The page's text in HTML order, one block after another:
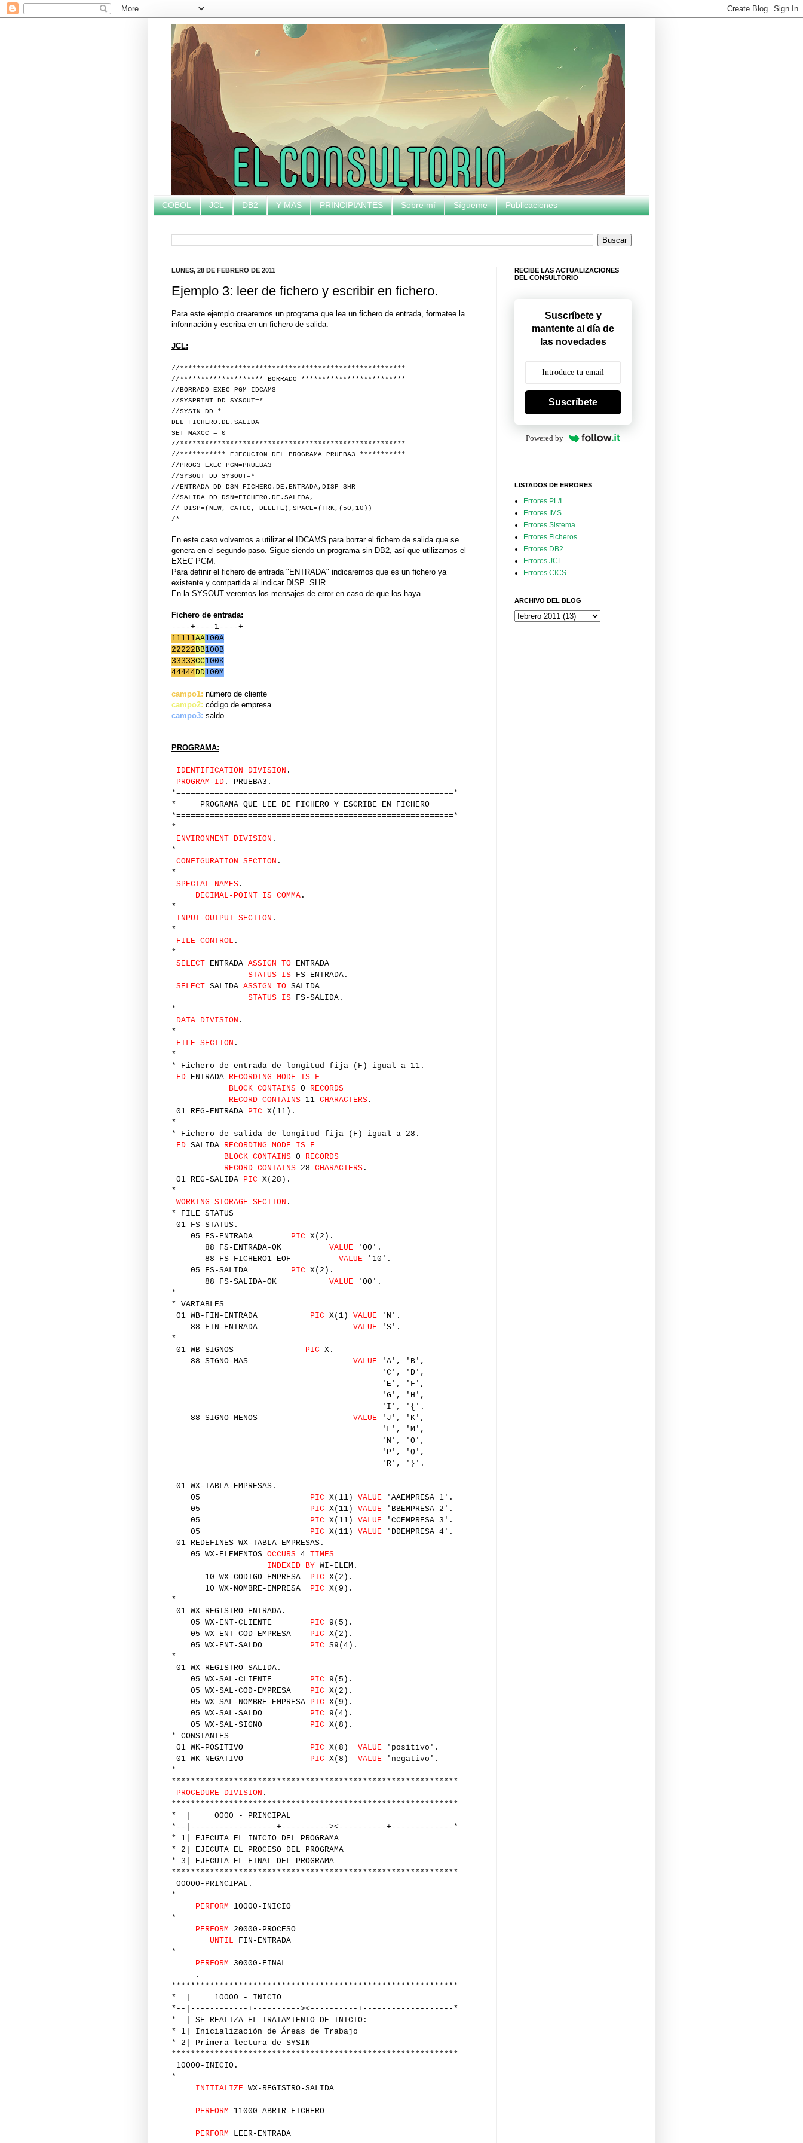
COBOL JCL DB2 Y MAS PRINCIPIANTES Sobre mí Sígueme Publicaciones
LUNES, 28 DE FEBRERO DE 2011
Ejemplo 3: leer de fichero y escribir en fichero.
Para este ejemplo crearemos un programa que lea un fichero de entrada, formatee la
información y escriba en un fichero de salida.
JCL:
//******************************************************
//******************** BORRADO *************************
//BORRADO EXEC PGM=IDCAMS
//SYSPRINT DD SYSOUT=*
//SYSIN DD *
DEL FICHERO.DE.SALIDA
SET MAXCC = 0
//******************************************************
//*********** EJECUCION DEL PROGRAMA PRUEBA3 ***********
//PROG3 EXEC PGM=PRUEBA3
//SYSOUT DD SYSOUT=*
//ENTRADA DD DSN=FICHERO.DE.ENTRADA,DISP=SHR
//SALIDA DD DSN=FICHERO.DE.SALIDA,
// DISP=(NEW, CATLG, DELETE),SPACE=(TRK,(50,10))
/*
En este caso volvemos a utilizar el IDCAMS para borrar el fichero de salida que se
genera en el segundo paso. Sigue siendo un programa sin DB2, así que utilizamos el
EXEC PGM.
Para definir el fichero de entrada "ENTRADA" indicaremos que es un fichero ya
existente y compartida al indicar DISP=SHR.
En la SYSOUT veremos los mensajes de error en caso de que los haya.
Fichero de entrada:
----+----1----+
11111AA100A
22222BB100B
33333CC100K
44444DD100M
campo1: número de cliente
campo2: código de empresa
campo3: saldo
PROGRAMA:
IDENTIFICATION DIVISION .
PROGRAM-ID . PRUEBA3.
*==========================================================*
* PROGRAMA QUE LEE DE FICHERO Y ESCRIBE EN FICHERO
*==========================================================*
*
ENVIRONMENT DIVISION .
*
CONFIGURATION SECTION .
*
SPECIAL-NAMES .
DECIMAL-POINT IS COMMA .
*
INPUT-OUTPUT SECTION .
*
FILE-CONTROL .
*
SELECT ENTRADA ASSIGN TO ENTRADA
STATUS IS FS-ENTRADA.
SELECT SALIDA ASSIGN TO SALIDA
STATUS IS FS-SALIDA.
*
DATA DIVISION .
*
FILE SECTION .
*
* Fichero de entrada de longitud fija (F) igual a 11.
FD ENTRADA RECORDING MODE IS F
BLOCK CONTAINS 0 RECORDS
RECORD CONTAINS 11 CHARACTERS .
01 REG-ENTRADA PIC X(11).
*
* Fichero de salida de longitud fija (F) igual a 28.
FD SALIDA RECORDING MODE IS F
BLOCK CONTAINS 0 RECORDS
RECORD CONTAINS 28 CHARACTERS .
01 REG-SALIDA PIC X(28).
*
WORKING-STORAGE SECTION .
* FILE STATUS
01 FS-STATUS.
05 FS-ENTRADA PIC X(2).
88 FS-ENTRADA-OK VALUE '00'.
88 FS-FICHERO1-EOF VALUE '10'.
05 FS-SALIDA PIC X(2).
88 FS-SALIDA-OK VALUE '00'.
*
* VARIABLES
01 WB-FIN-ENTRADA PIC X(1) VALUE 'N'.
88 FIN-ENTRADA VALUE 'S'.
*
01 WB-SIGNOS PIC X.
88 SIGNO-MAS VALUE 'A', 'B',
'C', 'D',
'E', 'F',
'G', 'H',
'I', '{'.
88 SIGNO-MENOS VALUE 'J', 'K',
'L', 'M',
'N', 'O',
'P', 'Q',
'R', '}'.
01 WX-TABLA-EMPRESAS.
05 PIC X(11) VALUE 'AAEMPRESA 1'.
05 PIC X(11) VALUE 'BBEMPRESA 2'.
05 PIC X(11) VALUE 'CCEMPRESA 3'.
05 PIC X(11) VALUE 'DDEMPRESA 4'.
01 REDEFINES WX-TABLA-EMPRESAS.
05 WX-ELEMENTOS OCCURS 4 TIMES
INDEXED BY WI-ELEM.
10 WX-CODIGO-EMPRESA PIC X(2).
10 WX-NOMBRE-EMPRESA PIC X(9).
*
01 WX-REGISTRO-ENTRADA.
05 WX-ENT-CLIENTE PIC 9(5).
05 WX-ENT-COD-EMPRESA PIC X(2).
05 WX-ENT-SALDO PIC S9(4).
*
01 WX-REGISTRO-SALIDA.
05 WX-SAL-CLIENTE PIC 9(5).
05 WX-SAL-COD-EMPRESA PIC X(2).
05 WX-SAL-NOMBRE-EMPRESA PIC X(9).
05 WX-SAL-SALDO PIC 9(4).
05 WX-SAL-SIGNO PIC X(8).
* CONSTANTES
01 WK-POSITIVO PIC X(8) VALUE
'positivo'.
01 WK-NEGATIVO PIC X(8) VALUE
'negativo'.
*
************************************************************
PROCEDURE DIVISION .
************************************************************
* | 0000 - PRINCIPAL
*--|------------------+----------><----------+-------------*
* 1| EJECUTA EL INICIO DEL PROGRAMA
* 2| EJECUTA EL PROCESO DEL PROGRAMA
* 3| EJECUTA EL FINAL DEL PROGRAMA
************************************************************
00000-PRINCIPAL.
*
PERFORM 10000-INICIO
*
PERFORM 20000-PROCESO
UNTIL FIN-ENTRADA
*
PERFORM 30000-FINAL
.
************************************************************
* | 10000 - INICIO
*--|------------+----------><----------+-------------------*
* | SE REALIZA EL TRATAMIENTO DE INICIO:
* 1| Inicialización de Áreas de Trabajo
* 2| Primera lectura de SYSIN
************************************************************
10000-INICIO.
*
INITIALIZE WX-REGISTRO-SALIDA
PERFORM 11000-ABRIR-FICHERO
PERFORM LEER-ENTRADA
RECIBE LAS ACTUALIZACIONES
DEL CONSULTORIO
Suscríbete y
mantente al día de
las novedades
Suscríbete
Powered by
LISTADOS DE ERRORES
Errores PL/I
Errores IMS
Errores Sistema
Errores Ficheros
Errores DB2
Errores JCL
Errores CICS
ARCHIVO DEL BLOG